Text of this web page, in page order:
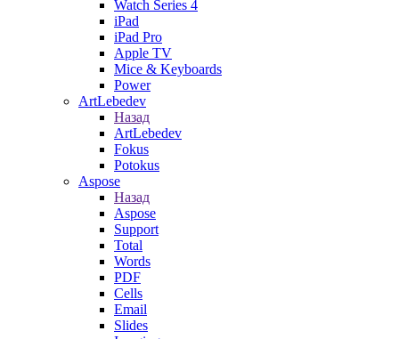
Watch Series 4
iPad
iPad Pro
Apple TV
Mice & Keyboards
Power
ArtLebedev
Назад
ArtLebedev
Fokus
Potokus
Aspose
Назад
Aspose
Support
Total
Words
PDF
Cells
Email
Slides